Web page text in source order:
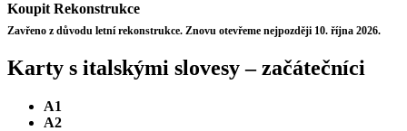
Koupit Rekonstrukce
Zavřeno z důvodu letní rekonstrukce. Znovu otevřeme nejpozději 10. října 2026.
Karty s italskými slovesy – začátečníci
A1
A2